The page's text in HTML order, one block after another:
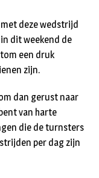
deze wedstrijd
dit weekend de
een druk
zijn.
dan gerust naar
van harte
die de turnsters
per dag zijn